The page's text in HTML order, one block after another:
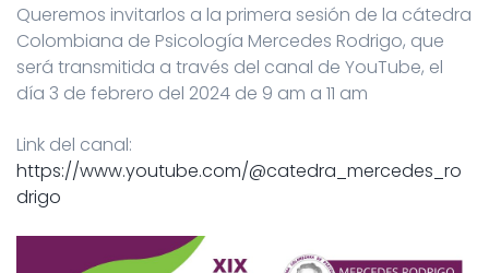
Queremos invitarlos a la primera sesión de la cátedra
Colombiana de Psicología Mercedes Rodrigo, que
será transmitida a través del canal de YouTube, el
día 3 de febrero del 2024 de 9 am a 11 am
Link del canal:
https://www.youtube.com/@catedra_mercedes_ro
drigo